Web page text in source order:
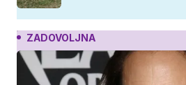
ZADOVOLJNA